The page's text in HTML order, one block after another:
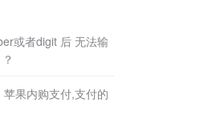
或者digit 后 无法输
果内购支付,支付的